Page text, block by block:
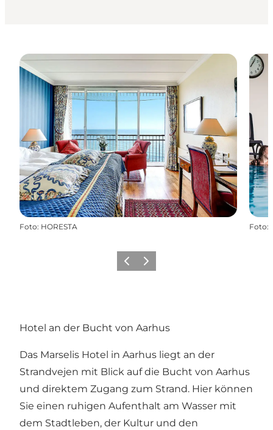
Foto: HORESTA Foto:
ZurückWeiter
Hotel an der Bucht von Aarhus
Das Marselis Hotel in Aarhus liegt an der
Strandvejen mit Blick auf die Bucht von Aarhus
und direktem Zugang zum Strand. Hier können
Sie einen ruhigen Aufenthalt am Wasser mit
dem Stadtleben, der Kultur und den